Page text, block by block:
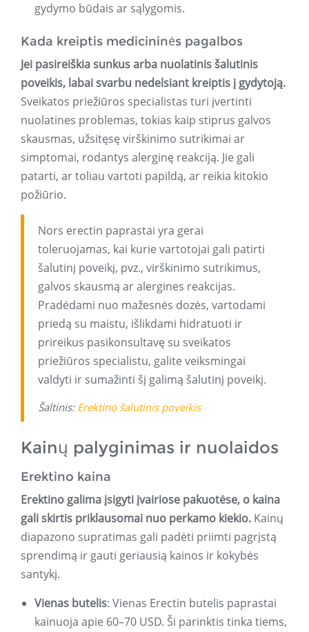
gydymo būdais ar sąlygomis.
Kada kreiptis medicininės pagalbos
Jei pasireiškia sunkus arba nuolatinis šalutinis
poveikis, labai svarbu nedelsiant kreiptis į gydytoją.
Sveikatos priežiūros specialistas turi įvertinti
nuolatines problemas, tokias kaip stiprus galvos
skausmas, užsitęsę virškinimo sutrikimai ar
simptomai, rodantys alerginę reakciją. Jie gali
patarti, ar toliau vartoti papildą, ar reikia kitokio
požiūrio.
Nors erectin paprastai yra gerai
toleruojamas, kai kurie vartotojai gali patirti
šalutinį poveikį, pvz., virškinimo sutrikimus,
galvos skausmą ar alergines reakcijas.
Pradėdami nuo mažesnės dozės, vartodami
priedą su maistu, išlikdami hidratuoti ir
prireikus pasikonsultavę su sveikatos
priežiūros specialistu, galite veiksmingai
valdyti ir sumažinti šį galimą šalutinį poveikį.
Šaltinis: Erektino šalutinis poveikis
Kainų palyginimas ir nuolaidos
Erektino kaina
Erektino galima įsigyti įvairiose pakuotėse, o kaina
gali skirtis priklausomai nuo perkamo kiekio. Kainų
diapazono supratimas gali padėti priimti pagrįstą
sprendimą ir gauti geriausią kainos ir kokybės
santykį.
Vienas butelis: Vienas Erectin butelis paprastai
kainuoja apie 60–70 USD. Ši parinktis tinka tiems,